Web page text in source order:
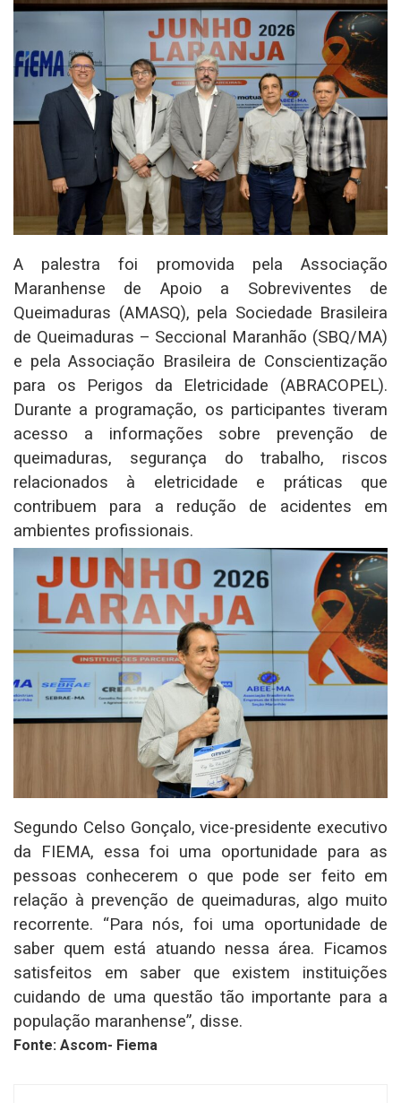
A palestra foi promovida pela Associação
Maranhense de Apoio a Sobreviventes de
Queimaduras (AMASQ), pela Sociedade Brasileira
de Queimaduras – Seccional Maranhão (SBQ/MA)
e pela Associação Brasileira de Conscientização
para os Perigos da Eletricidade (ABRACOPEL).
Durante a programação, os participantes tiveram
acesso a informações sobre prevenção de
queimaduras, segurança do trabalho, riscos
relacionados à eletricidade e práticas que
contribuem para a redução de acidentes em
ambientes profissionais.
Segundo Celso Gonçalo, vice-presidente executivo
da FIEMA, essa foi uma oportunidade para as
pessoas conhecerem o que pode ser feito em
relação à prevenção de queimaduras, algo muito
recorrente. “Para nós, foi uma oportunidade de
saber quem está atuando nessa área. Ficamos
satisfeitos em saber que existem instituições
cuidando de uma questão tão importante para a
população maranhense”, disse.
Fonte: Ascom- Fiema